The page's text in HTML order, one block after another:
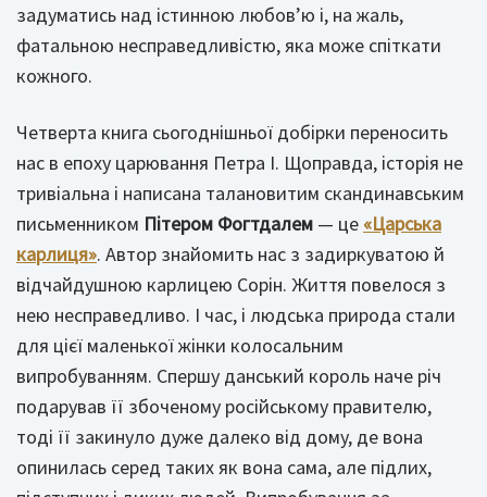
задуматись над істинною любов’ю і, на жаль,
фатальною несправедливістю, яка може спіткати
кожного.
Четверта книга сьогоднішньої добірки переносить
нас в епоху царювання Петра І. Щоправда, історія не
тривіальна і написана талановитим скандинавським
письменником Пітером Фогтдалем — це «Царська
карлиця». Автор знайомить нас з задиркуватою й
відчайдушною карлицею Сорін. Життя повелося з
нею несправедливо. І час, і людська природа стали
для цієї маленької жінки колосальним
випробуванням. Спершу данський король наче річ
подарував її збоченому російському правителю,
тоді її закинуло дуже далеко від дому, де вона
опинилась серед таких як вона сама, але підлих,